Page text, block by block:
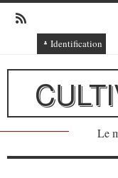
Identification
Connexion via
Ajout texte ou
Le